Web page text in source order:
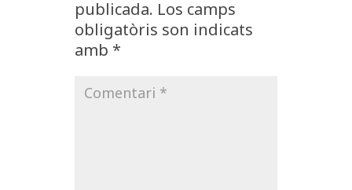
publicada. Los camps
obligatòris son indicats
amb *